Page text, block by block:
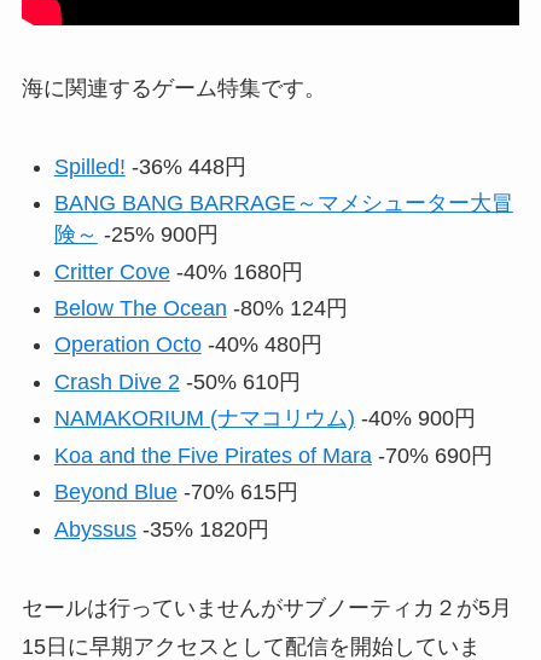
海に関連するゲーム特集です。
Spilled! -36% 448円
BANG BANG BARRAGE～マメシューター大冒
険～ -25% 900円
Critter Cove-40% 1680円
Below The Ocean -80% 124円
Operation Octo-40% 480円
Crash Dive 2 -50% 610円
NAMAKORIUM (ナマコリウム) -40% 900円
Koa and the Five Pirates of Mara-70% 690円
Beyond Blue-70% 615円
Abyssus-35% 1820円
セールは行っていませんがサブノーティカ２が5月
15日に早期アクセスとして配信を開始していま